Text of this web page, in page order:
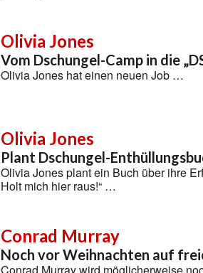
Olivia Jones
Vom Dschungel-Camp in die
Olivia Jones hat einen neuen Job …
Olivia Jones
Plant Dschungel-
Olivia Jones plant ein Buch über ihre
Holt mich hier raus!“ …
Conrad Murray
Noch vor Weihnachten auf